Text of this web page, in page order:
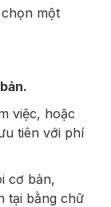
một
việc, hoặc
tiên với phí
cơ bản,
tại bằng chữ